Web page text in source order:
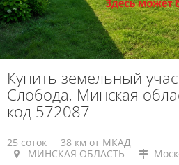
Купить земельный
Слобода, Минская
код 572087
25 соток
38 км от МКАД
МИНСКАЯ ОБЛАСТЬ